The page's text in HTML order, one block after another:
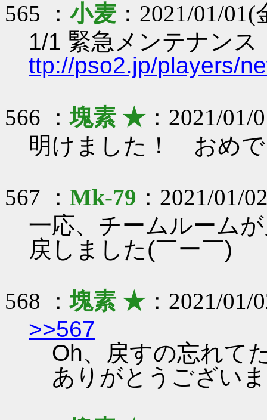
565 ：小麦 ：2021/01/
1/1 緊急メンテナンス
ttp://pso2.jp/players/
566 ：塊素 ★：2021/01/
明けました！ おめ
567 ： Mk-79 ：2021/01/
一応、チームルーム
戻しました(￣ー￣)ゝ
568 ：塊素 ★：2021/01/
>>567
Oh、戻すの忘れて
ありがとうござい